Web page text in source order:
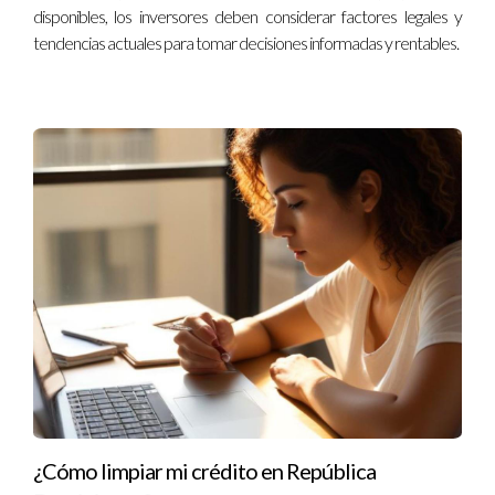
Ventajas:
Seguridad inicial con tasas fijas.
Oportunidad de beneficiarse de tasas variables a
Puede ser más complejo de entender que las
hipotecas fijas o variables.
La transición a la tasa variable puede ser
arriesgada si no se planifica adecuadamente.
Imaginemos a una pareja que está comenzando su vida juntos
y eligen una hipoteca mixta. Los primeros años de estabilidad
les permite enfocarse en el crecimiento de su familia,
mientras que consideran su futuro a largo plazo con la
eventual posibilidad de tasas variables.
Financiamiento para construcción
contexto dominicano, especialmente para quienes buscan
disponibles, los inversores deben considerar factores legales y
tendencias actuales para tomar decisiones informadas y rentables.
¿Cómo limpiar mi crédito en República